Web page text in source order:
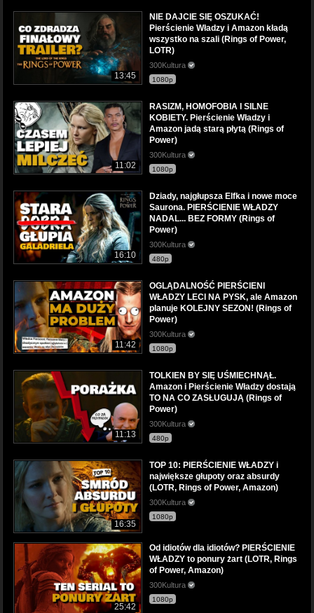
13:45
NIE DAJCIE SIĘ OSZUKAĆ!
Pierścienie Władzy i Amazon kładą
wszystko na szali (Rings of Power,
LOTR)
300Kultura
1080p
11:02
RASIZM, HOMOFOBIA I SILNE
KOBIETY. Pierścienie Władzy i
Amazon jadą starą płytą (Rings of
Power)
300Kultura
1080p
16:10
Dziady, najgłupsza Elfka i nowe moce
Saurona. PIERŚCIENIE WŁADZY
NADAL... BEZ FORMY (Rings of
Power)
300Kultura
480p
11:42
OGLĄDALNOŚĆ PIERŚCIENI
WŁADZY LECI NA PYSK, ale Amazon
planuje KOLEJNY SEZON! (Rings of
Power)
300Kultura
1080p
11:13
TOLKIEN BY SIĘ UŚMIECHNĄŁ.
Amazon i Pierścienie Władzy dostają
TO NA CO ZASŁUGUJĄ (Rings of
Power)
300Kultura
480p
16:35
TOP 10: PIERŚCIENIE WŁADZY i
największe głupoty oraz absurdy
(LOTR, Rings of Power, Amazon)
300Kultura
1080p
25:42
Od idiotów dla idiotów? PIERŚCIENIE
WŁADZY to ponury żart (LOTR, Rings
of Power, Amazon)
300Kultura
1080p